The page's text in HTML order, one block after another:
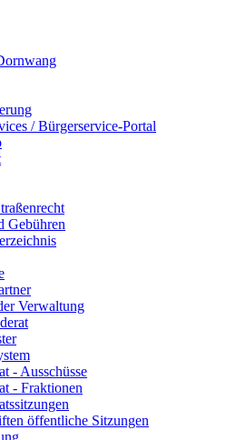
/ Bürgerservice-Portal
Gebühren
Verwaltung
- Ausschüsse
- Fraktionen
öffentliche Sitzungen